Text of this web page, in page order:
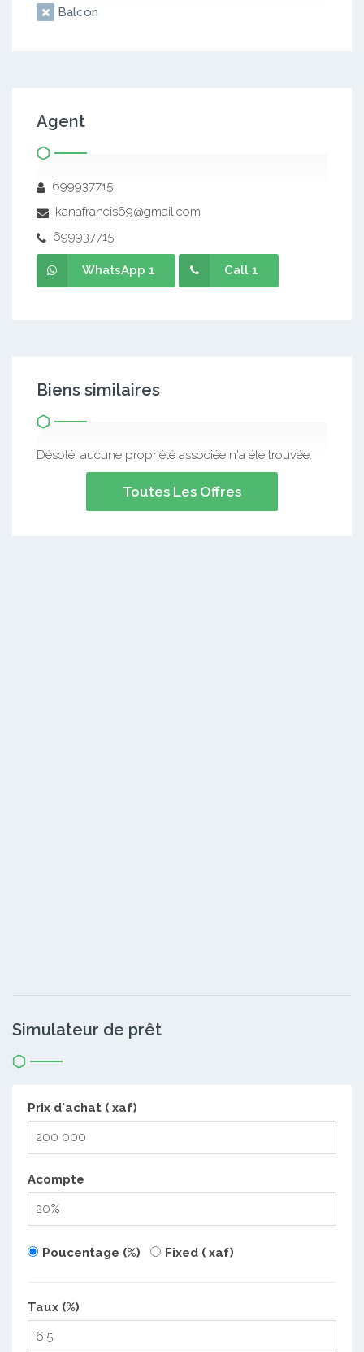
Balcon
Agent
699937715
kanafrancis69@gmail.com
699937715
WhatsApp 1 Call 1
Biens similaires
Désolé, aucune propriété associée n'a été trouvée.
Toutes Les Offres
Simulateur de prêt
Prix d'achat ( xaf)
Acompte
Poucentage (%) Fixed ( xaf)
Taux (%)